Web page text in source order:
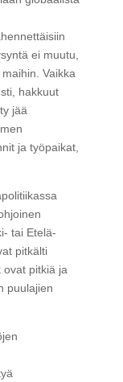
ei muutu,
Vaikka
hakkuut
jää
ja työpaikat,
tai Etelä-
pitkälti
ovat pitkiä ja
puulajien